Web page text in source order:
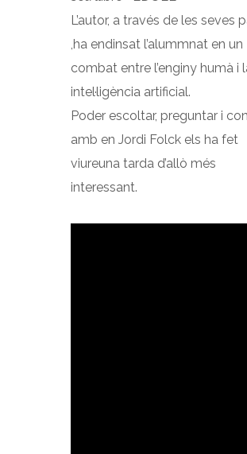
L’autor, a través de les seves
,ha endinsat l’alummnat en un
combat entre l’enginy humà i
intel·ligència artificial.
Poder escoltar, preguntar i
amb en Jordi Folck els ha fet
viureuna tarda d’allò més
interessant.